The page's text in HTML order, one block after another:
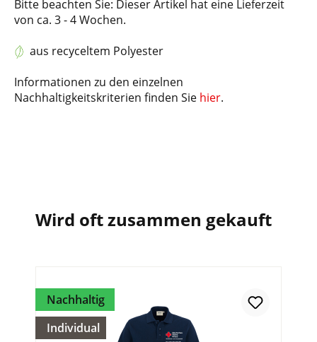
Bitte beachten Sie: Dieser Artikel hat eine Lieferzeit
von ca. 3 - 4 Wochen.
aus recyceltem Polyester
Informationen zu den einzelnen
Nachhaltigkeitskriterien finden Sie hier.
Wird oft zusammen gekauft
Nachhaltig
Individual